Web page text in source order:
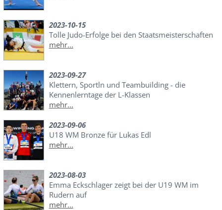
2023-10-15
Tolle Judo-Erfolge bei den Staatsmeisterschaften
mehr...
2023-09-27
Klettern, Sportln und Teambuilding - die
Kennenlerntage der L-Klassen
mehr...
2023-09-06
U18 WM Bronze für Lukas Edl
mehr...
2023-08-03
Emma Eckschlager zeigt bei der U19 WM im
Rudern auf
mehr...